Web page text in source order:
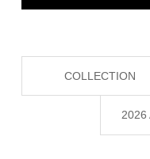
COLLECTION
2026